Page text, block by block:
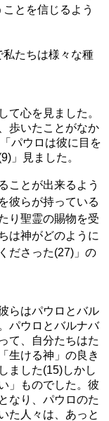
とを信じるよう
たちは様々な種
て心を見ました。
歩いたことがなか
パウロは彼に目を
」見ました。
ことが出来るよう
彼らが持っている
り聖霊の賜物を受
は神がどのように
ださった(27)」の
らはパウロとバル
パウロとバルナバ
て、自分たちはた
生ける神」の良き
ました(15)しかし
」ものでした。彼
なり、パウロのた
た人々は、あっと